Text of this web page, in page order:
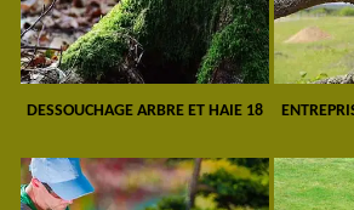
DESSOUCHAGE ARBRE ET HAIE 18